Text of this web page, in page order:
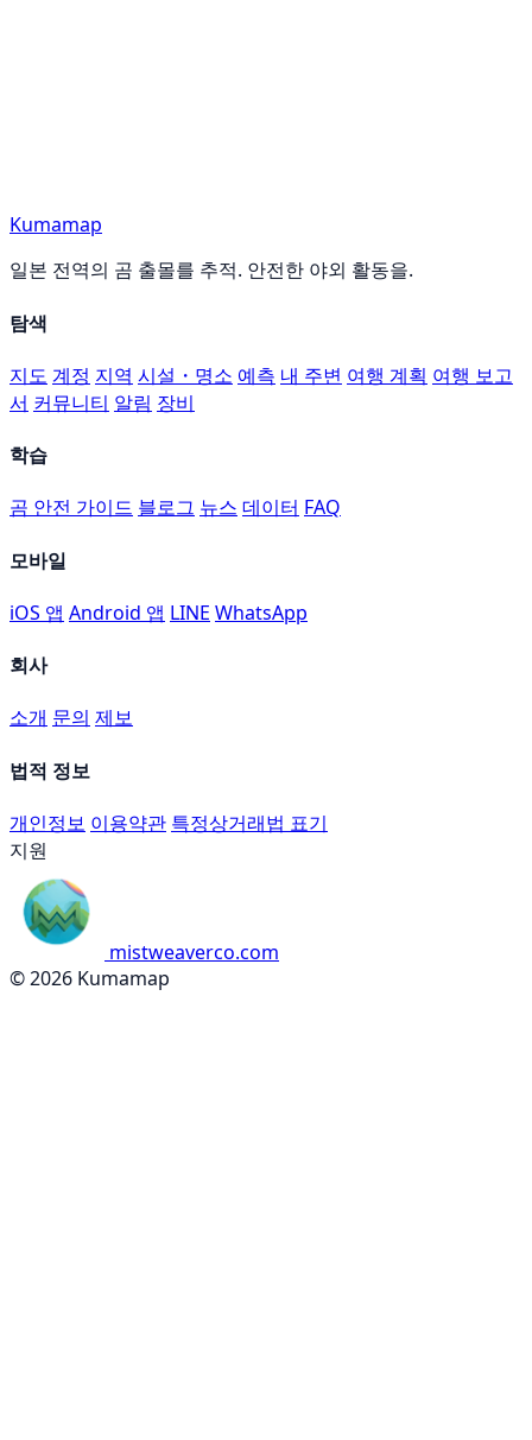
Kumamap
일본 전역의 곰 출몰를 추적. 안전한 야외 활동을.
탐색
지도 계정 지역 시설・명소 예측 내 주변 여행 계획 여행 보고
서 커뮤니티 알림 장비
학습
곰 안전 가이드 블로그 뉴스 데이터 FAQ
모바일
iOS 앱 Android 앱 LINE WhatsApp
회사
소개 문의 제보
법적 정보
개인정보 이용약관 특정상거래법 표기
지원
mistweaverco.com
© 2026 Kumamap